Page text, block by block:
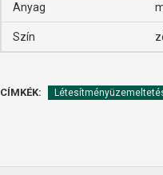
Anyag
Szín
CÍMKÉK: